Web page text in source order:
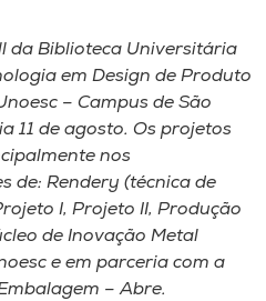
da Biblioteca Universitária
em Design de Produto
– Campus de São
11 de agosto. Os projetos
nos
de: Rendery (técnica de
I, Projeto II, Produção
de Inovação Metal
e em parceria com a
– Abre.